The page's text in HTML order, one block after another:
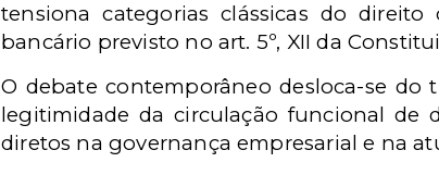
tensiona categorias clássicas do
bancário previsto no art. 5º, XII da
O debate contemporâneo desloca-se do
legitimidade da circulação funcional de
diretos na governança empresarial e na